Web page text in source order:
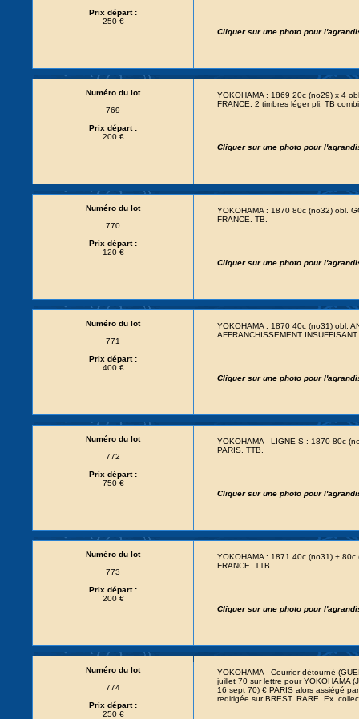
Prix départ :
250 €
Cliquer sur une photo pour
Numéro du lot
769
Prix départ :
200 €
YOKOHAMA : 1869 20c (no29) x 4
FRANCE. 2 timbres léger pli. TB
Cliquer sur une photo pour
Numéro du lot
770
Prix départ :
120 €
YOKOHAMA : 1870 80c (no32) obl.
FRANCE. TB.
Cliquer sur une photo pour
Numéro du lot
771
Prix départ :
400 €
YOKOHAMA : 1870 40c (no31) obl.
AFFRANCHISSEMENT
Cliquer sur une photo pour
Numéro du lot
772
Prix départ :
750 €
YOKOHAMA - LIGNE S : 1870 80c
PARIS. TTB.
Cliquer sur une photo pour
Numéro du lot
773
Prix départ :
200 €
YOKOHAMA : 1871 40c (no31) +
FRANCE. TTB.
Cliquer sur une photo pour
Numéro du lot
774
Prix départ :
250 €
YOKOHAMA - Courrier détourné
juillet 70 sur lettre pour YOKOHAMA
16 sept 70) € PARIS alors assiégé
redirigée sur BREST. RARE. Ex.